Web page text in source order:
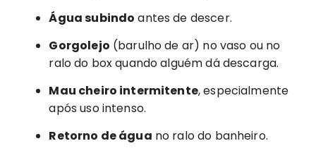
Água subindo antes de descer.
Gorgolejo (barulho de ar) no vaso ou no
ralo do box quando alguém dá descarga.
Mau cheiro intermitente, especialmente
após uso intenso.
Retorno de água no ralo do banheiro.